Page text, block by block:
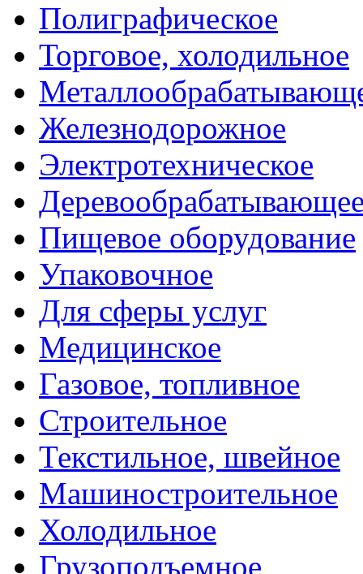
Полиграфическое
Торговое, холодильное
Железнодорожное
Электротехническое
Пищевое оборудование
Упаковочное
Для сферы услуг
Медицинское
Газовое, топливное
Строительное
Текстильное, швейное
Машиностроительное
Холодильное
Грузоподъемное